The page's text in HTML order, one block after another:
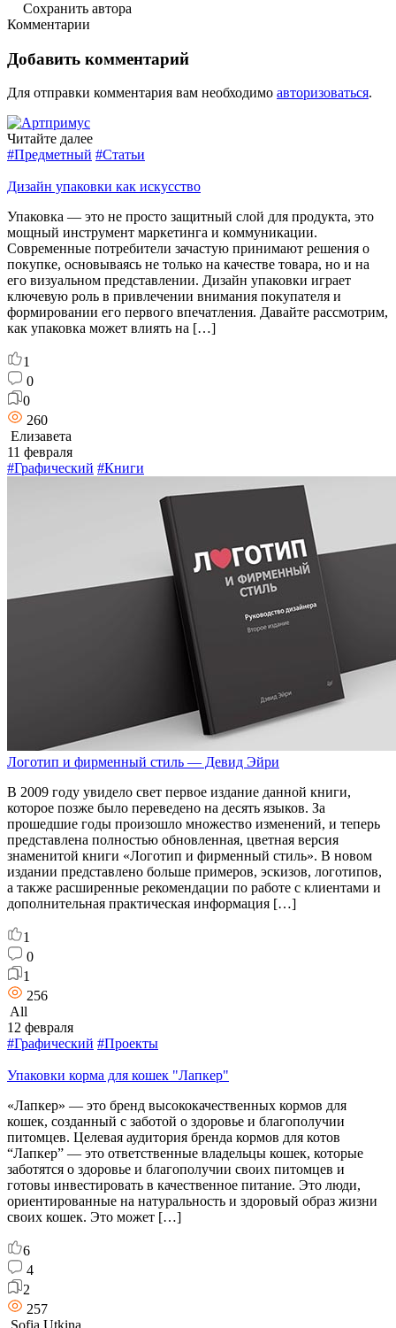
Сохранить автора
Комментарии
Добавить комментарий
Для отправки комментария вам необходимо авторизоваться.
Читайте далее
#Предметный #Статьи
Дизайн упаковки как искусство
Упаковка — это не просто защитный слой для продукта, это
мощный инструмент маркетинга и коммуникации.
Современные потребители зачастую принимают решения о
покупке, основываясь не только на качестве товара, но и на
его визуальном представлении. Дизайн упаковки играет
ключевую роль в привлечении внимания покупателя и
формировании его первого впечатления. Давайте рассмотрим,
как упаковка может влиять на […]
1
0
0
260
Елизавета
11 февраля
#Графический #Книги
Логотип и фирменный стиль — Девид Эйри
В 2009 году увидело свет первое издание данной книги,
которое позже было переведено на десять языков. За
прошедшие годы произошло множество изменений, и теперь
представлена полностью обновленная, цветная версия
знаменитой книги «Логотип и фирменный стиль». В новом
издании представлено больше примеров, эскизов, логотипов,
а также расширенные рекомендации по работе с клиентами и
дополнительная практическая информация […]
1
0
1
256
All
12 февраля
#Графический #Проекты
Упаковки корма для кошек "Лапкер"
«Лапкер» — это бренд высококачественных кормов для
кошек, созданный с заботой о здоровье и благополучии
питомцев. Целевая аудитория бренда кормов для котов
“Лапкер” — это ответственные владельцы кошек, которые
заботятся о здоровье и благополучии своих питомцев и
готовы инвестировать в качественное питание. Это люди,
ориентированные на натуральность и здоровый образ жизни
своих кошек. Это может […]
6
4
2
257